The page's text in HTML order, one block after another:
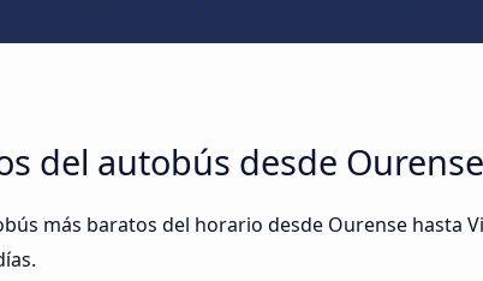
del autobús desde
más baratos del horario desde Ourense hasta